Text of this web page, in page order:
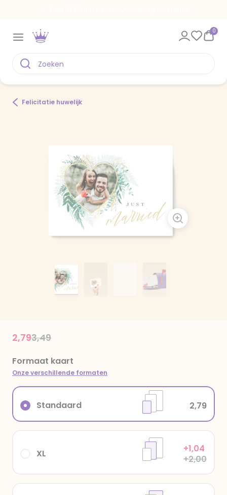
0
Felicitatie huwelijk
Price reduced from
3,49to
2,79
Formaat kaart
Onze verschillende formaten
XL
+1,04
+2,00
Standaard 2,79